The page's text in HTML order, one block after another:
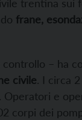
trentina sui
frane,
– ha
civile. I circa
e
corpi dei